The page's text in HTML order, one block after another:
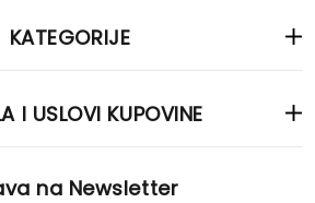
KATEGORIJE
I USLOVI KUPOVINE
na Newsletter